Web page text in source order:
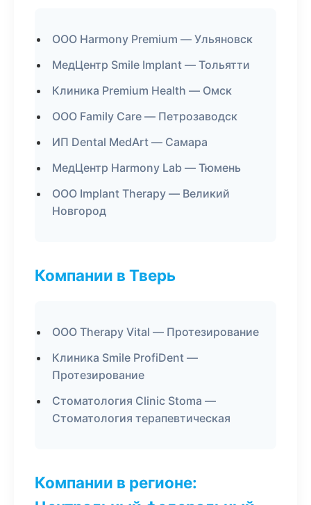
ООО Harmony Premium — Ульяновск
МедЦентр Smile Implant — Тольятти
Клиника Premium Health — Омск
ООО Family Care — Петрозаводск
ИП Dental MedArt — Самара
МедЦентр Harmony Lab — Тюмень
ООО Implant Therapy — Великий
Новгород
Компании в Тверь
ООО Therapy Vital — Протезирование
Клиника Smile ProfiDent —
Протезирование
Стоматология Clinic Stoma —
Стоматология терапевтическая
Компании в регионе: